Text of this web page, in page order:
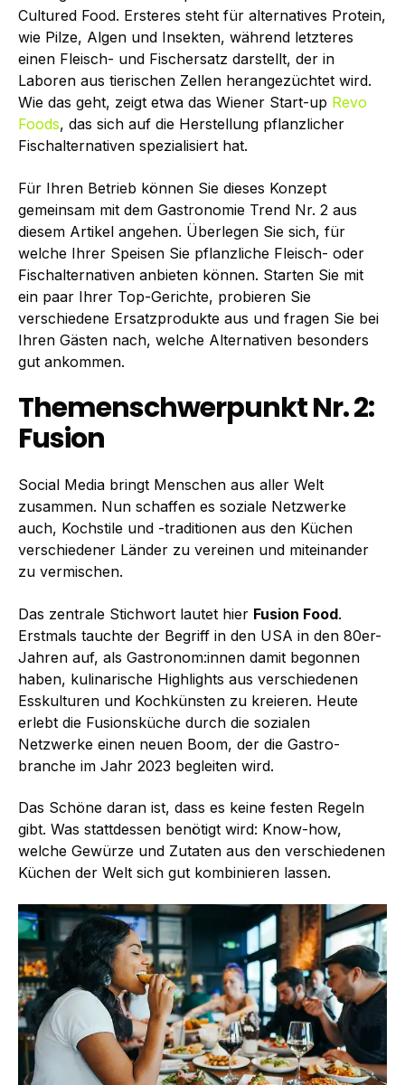
Cultured Food. Ersteres steht für alternatives Protein,
wie Pilze, Algen und Insekten, während letzteres
einen Fleisch- und Fischersatz darstellt, der in
Laboren aus tierischen Zellen herangezüchtet wird.
Wie das geht, zeigt etwa das Wiener Start-up Revo
Foods, das sich auf die Herstellung pflanzlicher
Fischalternativen spezialisiert hat.
Für Ihren Betrieb können Sie dieses Konzept
gemeinsam mit dem Gastronomie Trend Nr. 2 aus
diesem Artikel angehen. Überlegen Sie sich, für
welche Ihrer Speisen Sie pflanzliche Fleisch- oder
Fischalternativen anbieten können. Starten Sie mit
ein paar Ihrer Top-Gerichte, probieren Sie
verschiedene Ersatzprodukte aus und fragen Sie bei
Ihren Gästen nach, welche Alternativen besonders
gut ankommen.
Themenschwerpunkt Nr. 2:
Fusion
Social Media bringt Menschen aus aller Welt
zusammen. Nun schaffen es soziale Netzwerke
auch, Kochstile und -traditionen aus den Küchen
verschiedener Länder zu vereinen und miteinander
zu vermischen.
Das zentrale Stichwort lautet hier Fusion Food.
Erstmals tauchte der Begriff in den USA in den 80er-
Jahren auf, als Gastronom:innen damit begonnen
haben, kulinarische Highlights aus verschiedenen
Esskulturen und Kochkünsten zu kreieren. Heute
erlebt die Fusionsküche durch die sozialen
Netzwerke einen neuen Boom, der die Gastro­
branche im Jahr 2023 begleiten wird.
Das Schöne daran ist, dass es keine festen Regeln
gibt. Was stattdessen benötigt wird: Know-how,
welche Gewürze und Zutaten aus den verschiedenen
Küchen der Welt sich gut kombinieren lassen.